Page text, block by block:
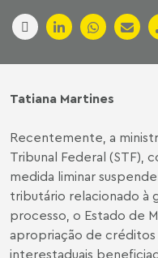
Tatiana Martines
Recentemente, a
Tribunal Federal (STF),
medida liminar
tributário relacionado à
processo, o Estado de
apropriação de
interestaduais